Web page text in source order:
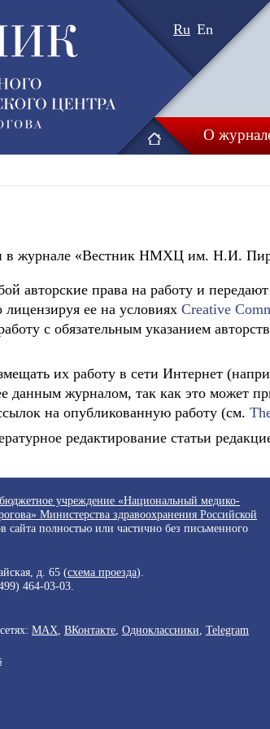
Ru En
О
в журнале «Вестник НМХЦ им. Н.И.
авторские права на работу и
ее на условиях Creative
с обязательным указанием
их работу в сети Интернет
данным журналом, так как это может
на опубликованную работу (см.
редактирование статьи
бюджетное учреждение «Национальный медико-
Министерства здравоохранения Российской
сайта полностью или частично без письменного
д. 65 (схема проезда).
464-03-03
MAX ВКонтакте Одноклассники Telegram